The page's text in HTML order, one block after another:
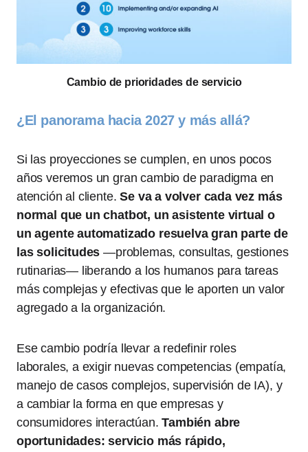
Cambio de prioridades de servicio
¿El panorama hacia 2027 y más allá?
Si las proyecciones se cumplen, en unos pocos
años veremos un gran cambio de paradigma en
atención al cliente.Se va a volver cada vez más
normal que un chatbot, un asistente virtual o
un agente automatizado resuelva gran parte de
las solicitudes —problemas, consultas, gestiones
rutinarias— liberando a los humanos para tareas
más complejas y efectivas que le aporten un valor
agregado a la organización.
Ese cambio podría llevar a redefinir roles
laborales, a exigir nuevas competencias (empatía,
manejo de casos complejos, supervisión de IA), y
a cambiar la forma en que empresas y
consumidores interactúan.También abre
oportunidades: servicio más rápido,